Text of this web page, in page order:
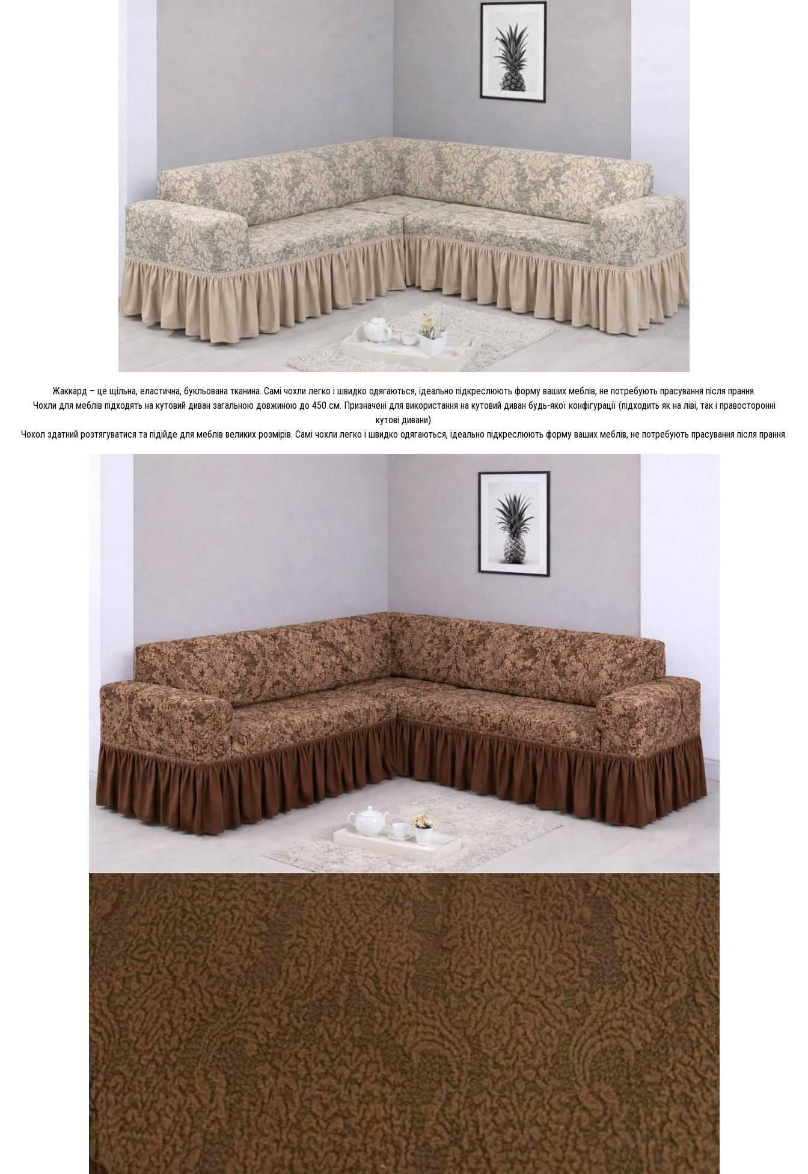
Жаккард – це щільна, еластична, букльована тканина. Самі чохли легко і швидко одягаються, ідеально підкреслюють форму ваших меблів, не потребують прасування після прання.
Чохли для меблів підходять на кутовий диван загальною довжиною до 450 см. Призначені для використання на кутовий диван будь-якої конфігурації (підходить як на ліві, так і правосторонні
кутові дивани).
Чохол здатний розтягуватися та підійде для меблів великих розмірів. Самі чохли легко і швидко одягаються, ідеально підкреслюють форму ваших меблів, не потребують прасування після прання.